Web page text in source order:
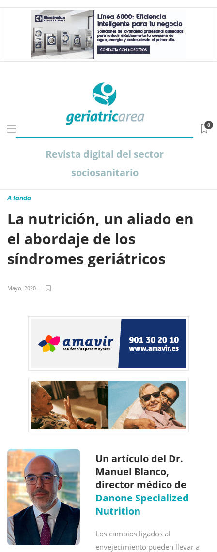
Revista digital del sector
sociosanitario
0
A fondo
La nutrición, un aliado en
el abordaje de los
síndromes geriátricos
Mayo, 2020
Un artículo del Dr.
Manuel Blanco,
director médico de
Danone Specialized
Nutrition
Los cambios ligados al
envejecimiento pueden llevar a